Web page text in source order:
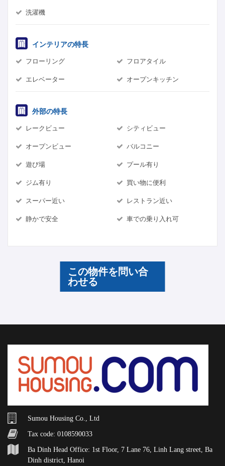
洗濯機
インテリアの特長
フローリング フロアタイル
エレベーター オープンキッチン
外部の特長
レークビュー シティビュー
オープンビュー バルコニー
遊び場 プール有り
ジム有り 買い物に便利
スーパー近い レストラン近い
静かで安全 車での乗り入れ可
この物件を問い合
わせる
Sumou Housing Co., Ltd
Tax code: 0108590033
Ba Dinh Head Office: 1st Floor, 7 Lane 76, Linh Lang street, Ba
Dinh district, Hanoi